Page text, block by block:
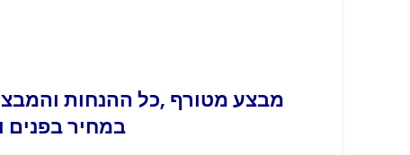
מבצע מטורף ,כל ההנחות
במחיר בפנים